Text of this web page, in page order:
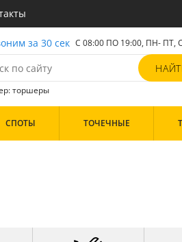
за 30 сек С 08:00 ПО 19:00, ПН- ПТ,
торшеры
СПОТЫ ТОЧЕЧНЫЕ